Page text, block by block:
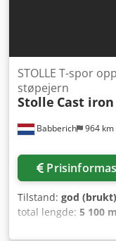
Babberich 964 km
STOLLE T-spor
støpejern
Stolle Cast iron
Tilstand: god (brukt)
total lengde: 5 100
oppspenningsplate